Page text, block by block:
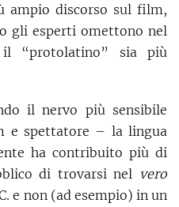
ampio discorso sul film,
gli esperti omettono nel
sia più
il nervo più sensibile
e spettatore – la lingua
ha contribuito più di
di trovarsi nel
vero
e non (ad esempio) in un